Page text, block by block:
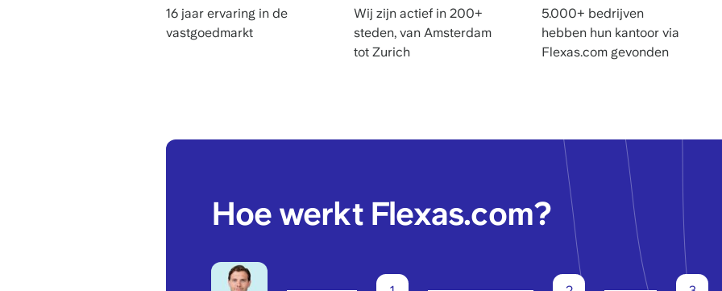
16 jaar ervaring in de
vastgoedmarkt
Wij zijn actief in 200+
steden, van Amsterdam
tot Zurich
5.000+ bedrijven
hebben hun kantoor via
Flexas.com gevonden
Hoe werkt Flexas.com?